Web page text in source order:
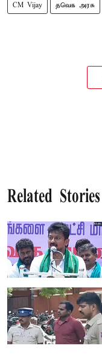
CM Vijay தவெக அரசு
Related Stories